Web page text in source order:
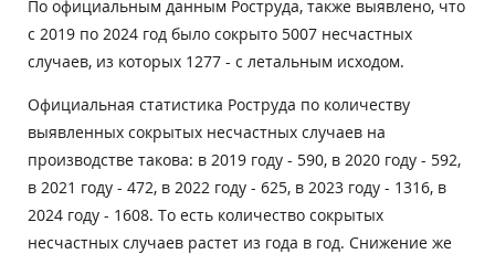
По официальным данным Роструда, также выявлено, что
с 2019 по 2024 год было сокрыто 5007 несчастных
случаев, из которых 1277 - с летальным исходом.
Официальная статистика Роструда по количеству
выявленных сокрытых несчастных случаев на
производстве такова: в 2019 году - 590, в 2020 году - 592,
в 2021 году - 472, в 2022 году - 625, в 2023 году - 1316, в
2024 году - 1608. То есть количество сокрытых
несчастных случаев растет из года в год. Снижение же